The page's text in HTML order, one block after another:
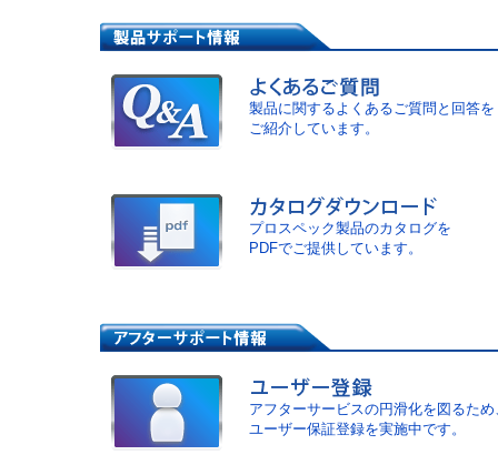
製品に関するよくあるご質問と回答を
ご紹介しています。
プロスペック製品のカタログを
PDFでご提供しています。
アフターサービスの円滑化を図るため
ユーザー保証登録を実施中です。